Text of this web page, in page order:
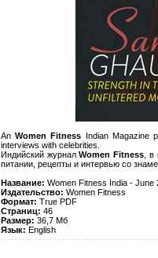
AnWomen Fitness Indian Magazine
interviews with celebrities.
Индийский журналWomen Fitness ,
питании, рецепты и интервью со
Название: Women Fitness India - June
Издательство: Women Fitness
Формат: True PDF
Страниц: 46
Размер: 36,7 Мб
Язык: English